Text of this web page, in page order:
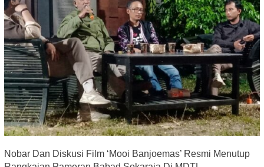
Nobar Dan Diskusi Film ‘Mooi Banjoemas’ Resmi Menutup